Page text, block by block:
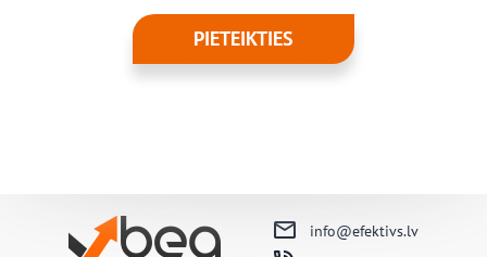
PIETEIKTIES
info@efektivs.lv